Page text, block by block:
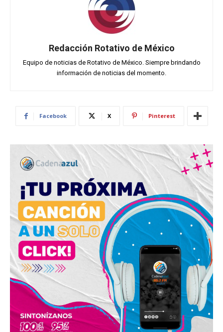
Redacción Rotativo de México
Equipo de noticias de Rotativo de México. Siempre brindando
información de noticias del momento.
Facebook X Pinterest